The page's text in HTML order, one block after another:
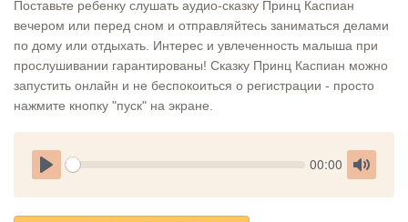
Поставьте ребенку слушать аудио-сказку Принц Каспиан
вечером или перед сном и отправляйтесь заниматься делами
по дому или отдыхать. Интерес и увлеченность малыша при
прослушивании гарантированы! Сказку Принц Каспиан можно
запустить онлайн и не беспокоиться о регистрации - просто
нажмите кнопку "пуск" на экране.
Play
Current
00:00
Toggle